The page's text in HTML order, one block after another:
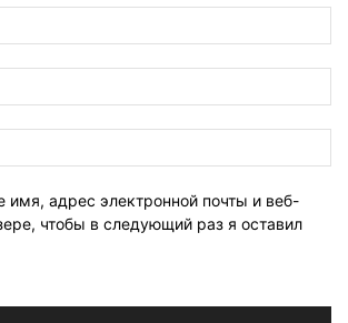
имя, адрес электронной почты и веб-
чтобы в следующий раз я оставил